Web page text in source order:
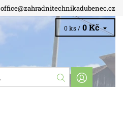
office@zahradnitechnikadubenec.cz
0 ks / 0 Kč